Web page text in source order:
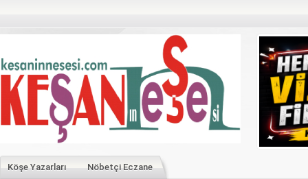
Köşe Yazarları Nöbetçi Eczane